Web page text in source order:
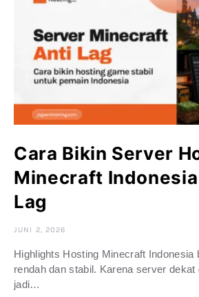
Cara Bikin Server
Minecraft
Lag
JUNI 2, 2026
Highlights Hosting Minecraft Indonesia
rendah dan stabil. Karena server dekat
jadi…